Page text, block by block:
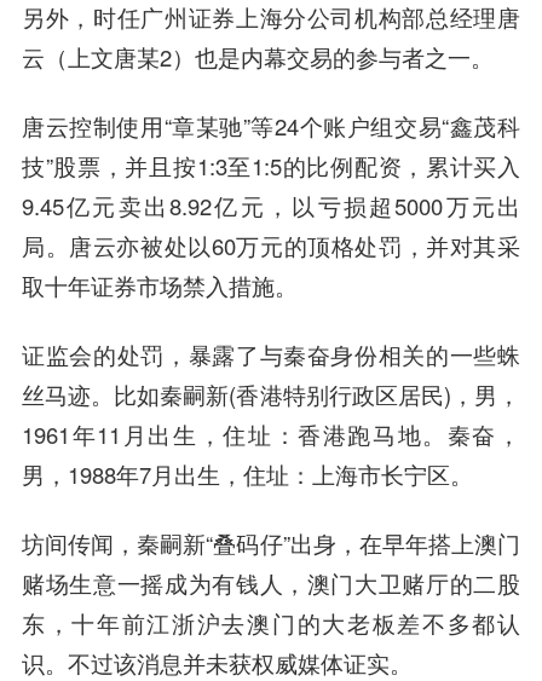
另外，时任广州证券上海分公司机构部总经理唐
云（上文唐某2）也是内幕交易的参与者之一。
唐云控制使用“章某驰”等24个账户组交易“鑫茂科
技”股票，并且按1:3至1:5的比例配资，累计买入
9.45亿元卖出8.92亿元，以亏损超5000万元出
局。唐云亦被处以60万元的顶格处罚，并对其采
取十年证券市场禁入措施。
证监会的处罚，暴露了与秦奋身份相关的一些蛛
丝马迹。比如秦嗣新(香港特别行政区居民)，男，
1961年11月出生，住址：香港跑马地。秦奋，
男，1988年7月出生，住址：上海市长宁区。
坊间传闻，秦嗣新“叠码仔”出身，在早年搭上澳门
赌场生意一摇成为有钱人，澳门大卫赌厅的二股
东，十年前江浙沪去澳门的大老板差不多都认
识。不过该消息并未获权威媒体证实。